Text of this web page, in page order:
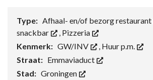
Type: Afhaal- en/of bezorg restaurant
snackbar
, Pizzeria
Kenmerk: GW/INV , Huur p.m.
Straat: Emmaviaduct
Stad: Groningen